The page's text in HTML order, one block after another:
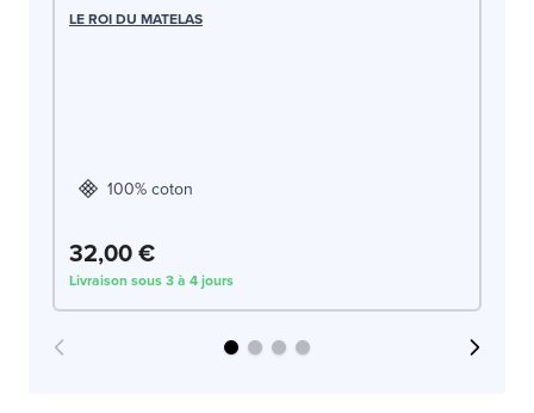
LE ROI DU MATELAS
100% coton
32,00 €
Livraison sous 3 à 4 jours